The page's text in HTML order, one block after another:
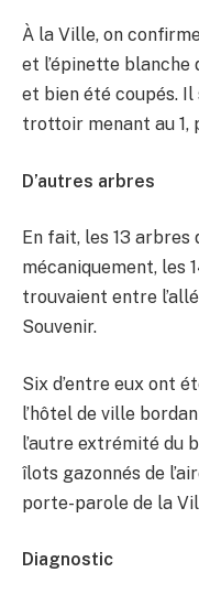
À la Ville, on
et l’épinette
et bien été coupés. Il
trottoir menant au 1,
D’autres arbres
En fait, les 13 arbres
mécaniquement, les
trouvaient entre
Souvenir.
Six d’entre eux ont
l’hôtel de ville
l’autre extrémité du
îlots gazonnés de
porte-parole de la
Diagnostic